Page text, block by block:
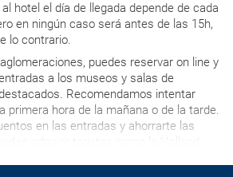
hotel el día de llegada depende de cada
en ningún caso será antes de las 15h,
lo contrario.
puedes reservar on line y
a los museos y salas de
Recomendamos intentar
primera hora de la mañana o de la tarde.
en las entradas y ahorrarte las